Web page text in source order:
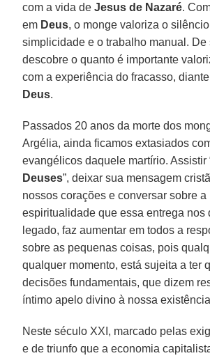
com a vida de Jesus de Nazaré.
em Deus, o monge valoriza o
simplicidade e o trabalho manual. De
descobre o quanto é importante
com a experiência do fracasso,
Deus.
Passados 20 anos da morte dos
Argélia, ainda ficamos extasiados
evangélicos daquele martírio. Assistir
Deuses”, deixar sua mensagem
nossos corações e conversar sobre a
espiritualidade que essa entrega nos
legado, faz aumentar em todos a
sobre as pequenas coisas, pois
qualquer momento, está sujeita a ter
decisões fundamentais, que dizem
íntimo apelo divino à nossa
Neste século XXI, marcado pelas
e de triunfo que a economia